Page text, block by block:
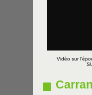
Vidéo sur